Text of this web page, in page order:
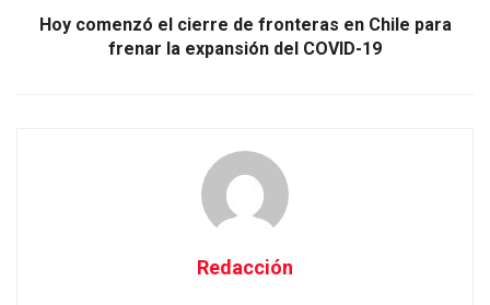
Hoy comenzó el cierre de fronteras en Chile para
frenar la expansión del COVID-19
Redacción